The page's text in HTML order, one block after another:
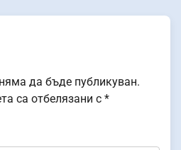
да бъде публикуван.
са отбелязани с *